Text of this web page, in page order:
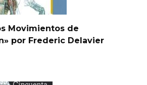
Movimientos de
por Frederic Delavier